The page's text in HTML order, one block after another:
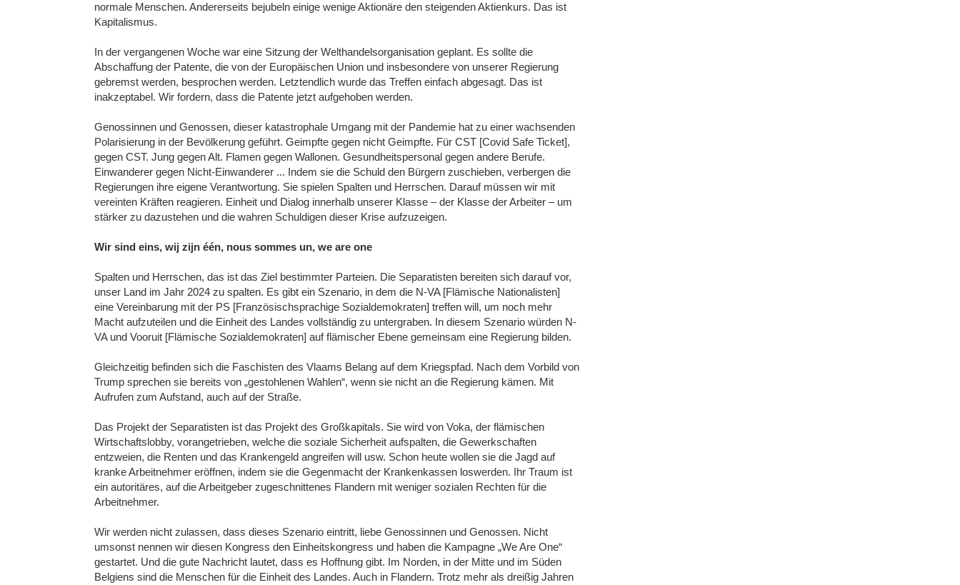
normale Menschen. Andererseits bejubeln einige wenige Aktionäre den steigenden Aktienkurs. Das ist
Kapitalismus.
In der vergangenen Woche war eine Sitzung der Welthandelsorganisation geplant. Es sollte die
Abschaffung der Patente, die von der Europäischen Union und insbesondere von unserer Regierung
gebremst werden, besprochen werden. Letztendlich wurde das Treffen einfach abgesagt. Das ist
inakzeptabel. Wir fordern, dass die Patente jetzt aufgehoben werden.
Genossinnen und Genossen, dieser katastrophale Umgang mit der Pandemie hat zu einer wachsenden
Polarisierung in der Bevölkerung geführt. Geimpfte gegen nicht Geimpfte. Für CST [Covid Safe Ticket],
gegen CST. Jung gegen Alt. Flamen gegen Wallonen. Gesundheitspersonal gegen andere Berufe.
Einwanderer gegen Nicht-Einwanderer ... Indem sie die Schuld den Bürgern zuschieben, verbergen die
Regierungen ihre eigene Verantwortung. Sie spielen Spalten und Herrschen. Darauf müssen wir mit
vereinten Kräften reagieren. Einheit und Dialog innerhalb unserer Klasse – der Klasse der Arbeiter – um
stärker zu dazustehen und die wahren Schuldigen dieser Krise aufzuzeigen.
Wir sind eins, wij zijn één, nous sommes un, we are one
Spalten und Herrschen, das ist das Ziel bestimmter Parteien. Die Separatisten bereiten sich darauf vor,
unser Land im Jahr 2024 zu spalten. Es gibt ein Szenario, in dem die N-VA [Flämische Nationalisten]
eine Vereinbarung mit der PS [Französischsprachige Sozialdemokraten] treffen will, um noch mehr
Macht aufzuteilen und die Einheit des Landes vollständig zu untergraben. In diesem Szenario würden N-
VA und Vooruit [Flämische Sozialdemokraten] auf flämischer Ebene gemeinsam eine Regierung bilden.
Gleichzeitig befinden sich die Faschisten des Vlaams Belang auf dem Kriegspfad. Nach dem Vorbild von
Trump sprechen sie bereits von „gestohlenen Wahlen“, wenn sie nicht an die Regierung kämen. Mit
Aufrufen zum Aufstand, auch auf der Straße.
Das Projekt der Separatisten ist das Projekt des Großkapitals. Sie wird von Voka, der flämischen
Wirtschaftslobby, vorangetrieben, welche die soziale Sicherheit aufspalten, die Gewerkschaften
entzweien, die Renten und das Krankengeld angreifen will usw. Schon heute wollen sie die Jagd auf
kranke Arbeitnehmer eröffnen, indem sie die Gegenmacht der Krankenkassen loswerden. Ihr Traum ist
ein autoritäres, auf die Arbeitgeber zugeschnittenes Flandern mit weniger sozialen Rechten für die
Arbeitnehmer.
Wir werden nicht zulassen, dass dieses Szenario eintritt, liebe Genossinnen und Genossen. Nicht
umsonst nennen wir diesen Kongress den Einheitskongress und haben die Kampagne „We Are One“
gestartet. Und die gute Nachricht lautet, dass es Hoffnung gibt. Im Norden, in der Mitte und im Süden
Belgiens sind die Menschen für die Einheit des Landes. Auch in Flandern. Trotz mehr als dreißig Jahren